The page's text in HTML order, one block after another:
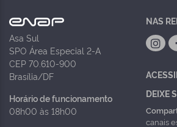
Asa Sul
SPO Área Especial 2-A
CEP 70.610-900
Brasília/DF
Horário de funcionamento
08h00 às 18h00
NAS
DEIXE
canais